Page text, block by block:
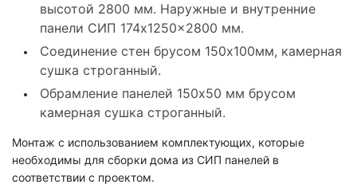
высотой 2800 мм. Наружные и внутренние
панели СИП 174x1250x2800 мм.
Соединение стен брусом 150x100мм, камерная
сушка строганный.
Обрамление панелей 150x50 мм брусом
камерная сушка строганный.
Монтаж с использованием комплектующих, которые
необходимы для сборки дома из СИП панелей в
соответствии с проектом.